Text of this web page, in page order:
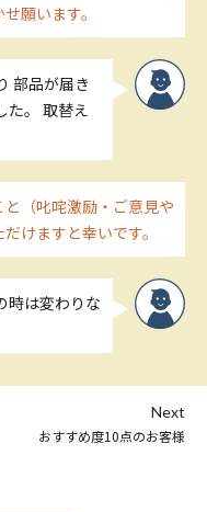
願います。
部品が届き
た。 取替え
（叱咤激励・ご意見や
けますと幸いです。
時は変わりな
Next
おすすめ度10点のお客様